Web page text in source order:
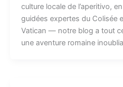
culture locale de l’aperitivo,
guidées expertes du Colisée
Vatican — notre blog a tout
une aventure romaine